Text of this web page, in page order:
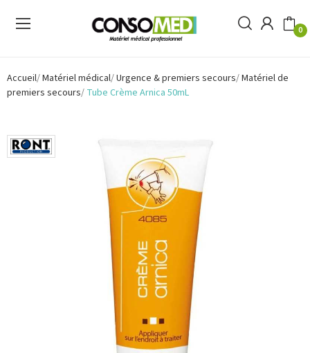
0
Accueil Matériel médical Urgence & premiers secours Matériel de
premiers secours Tube Crème Arnica 50mL